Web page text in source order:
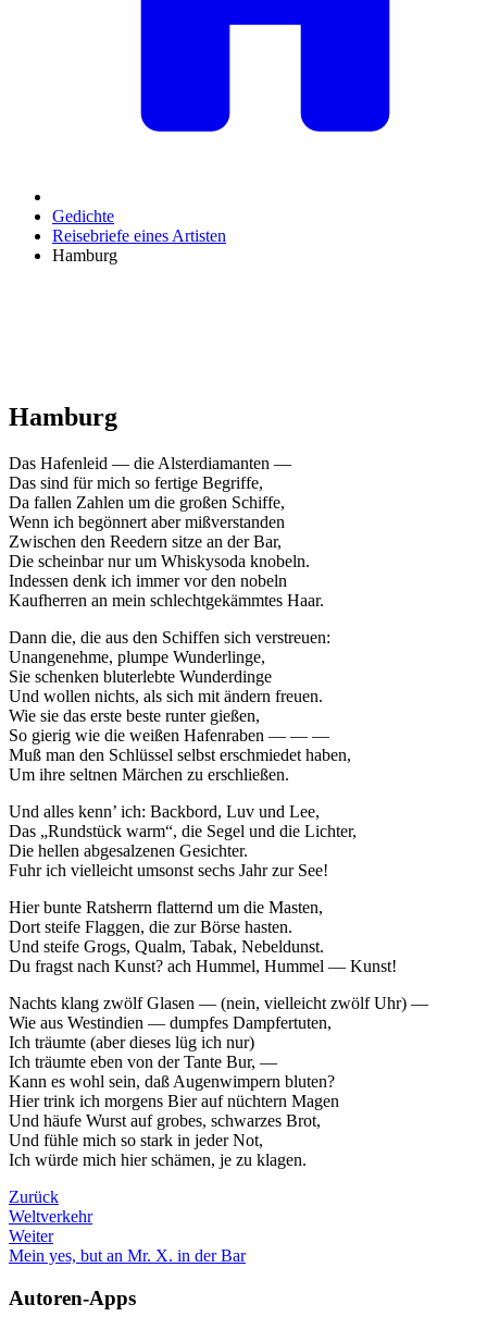
Gedichte
Reisebriefe eines Artisten
Hamburg
Hamburg
Das Hafenleid — die Alsterdiamanten —
Das sind für mich so fertige Begriffe,
Da fallen Zahlen um die großen Schiffe,
Wenn ich begönnert aber mißverstanden
Zwischen den Reedern sitze an der Bar,
Die scheinbar nur um Whiskysoda knobeln.
Indessen denk ich immer vor den nobeln
Kaufherren an mein schlechtgekämmtes Haar.
Dann die, die aus den Schiffen sich verstreuen:
Unangenehme, plumpe Wunderlinge,
Sie schenken bluterlebte Wunderdinge
Und wollen nichts, als sich mit ändern freuen.
Wie sie das erste beste runter gießen,
So gierig wie die weißen Hafenraben — — —
Muß man den Schlüssel selbst erschmiedet haben,
Um ihre seltnen Märchen zu erschließen.
Und alles kenn’ ich: Backbord, Luv und Lee,
Das „Rundstück warm“, die Segel und die Lichter,
Die hellen abgesalzenen Gesichter.
Fuhr ich vielleicht umsonst sechs Jahr zur See!
Hier bunte Ratsherrn flatternd um die Masten,
Dort steife Flaggen, die zur Börse hasten.
Und steife Grogs, Qualm, Tabak, Nebeldunst.
Du fragst nach Kunst? ach Hummel, Hummel — Kunst!
Nachts klang zwölf Glasen — (nein, vielleicht zwölf Uhr) —
Wie aus Westindien — dumpfes Dampfertuten,
Ich träumte (aber dieses lüg ich nur)
Ich träumte eben von der Tante Bur, —
Kann es wohl sein, daß Augenwimpern bluten?
Hier trink ich morgens Bier auf nüchtern Magen
Und häufe Wurst auf grobes, schwarzes Brot,
Und fühle mich so stark in jeder Not,
Ich würde mich hier schämen, je zu klagen.
Zurück
Weltverkehr
Weiter
Mein yes, but an Mr. X. in der Bar
Autoren-Apps